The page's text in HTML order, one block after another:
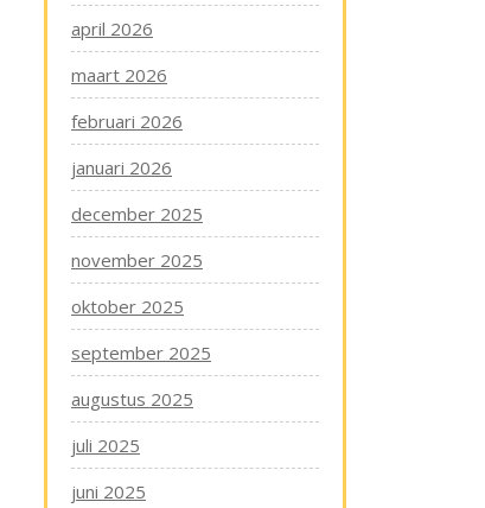
april 2026
maart 2026
februari 2026
januari 2026
december 2025
november 2025
oktober 2025
september 2025
augustus 2025
juli 2025
juni 2025